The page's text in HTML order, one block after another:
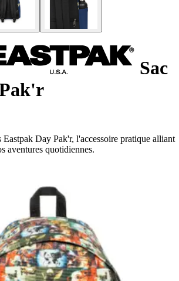
Sac
Eastpak Day Pak'r, l'accessoire pratique alliant
aventures quotidiennes.